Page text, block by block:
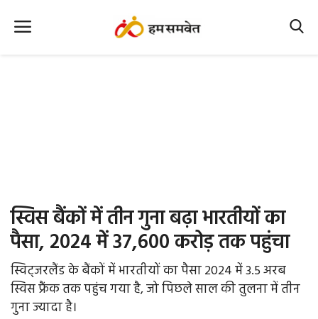
Office Office
Farm & Food
स्विस बैंकों में तीन गुना बढ़ा भारतीयों का
पैसा, 2024 में 37,600 करोड़ तक पहुंचा
स्विट्जरलैंड के बैंकों में भारतीयों का पैसा 2024 में 3.5 अरब
स्विस फ्रैंक तक पहुंच गया है, जो पिछले साल की तुलना में तीन
गुना ज्यादा है।